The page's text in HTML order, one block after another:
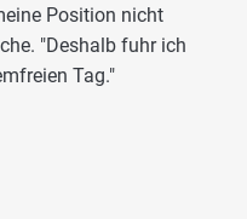
Position nicht
"Deshalb fuhr ich
Tag."